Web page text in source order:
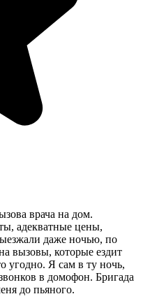
врача на дом.
адекватные цены,
даже ночью, по
вызовы, которые ездит
угодно. Я сам в ту ночь,
в домофон. Бригада
до пьяного.